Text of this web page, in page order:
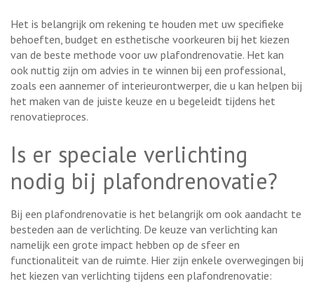
Het is belangrijk om rekening te houden met uw specifieke
behoeften, budget en esthetische voorkeuren bij het kiezen
van de beste methode voor uw plafondrenovatie. Het kan
ook nuttig zijn om advies in te winnen bij een professional,
zoals een aannemer of interieurontwerper, die u kan helpen bij
het maken van de juiste keuze en u begeleidt tijdens het
renovatieproces.
Is er speciale verlichting
nodig bij plafondrenovatie?
Bij een plafondrenovatie is het belangrijk om ook aandacht te
besteden aan de verlichting. De keuze van verlichting kan
namelijk een grote impact hebben op de sfeer en
functionaliteit van de ruimte. Hier zijn enkele overwegingen bij
het kiezen van verlichting tijdens een plafondrenovatie: